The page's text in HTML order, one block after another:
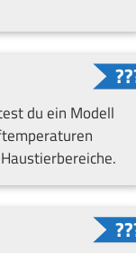
du ein Modell